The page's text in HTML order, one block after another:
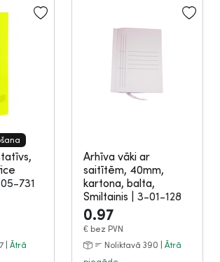
731
| Ātrā
Arhīva vāki ar
saitītēm, 40mm,
kartona, balta,
Smiltainis
3-01-128
0.97
€ bez PVN
Noliktavā 390 | Ātrā